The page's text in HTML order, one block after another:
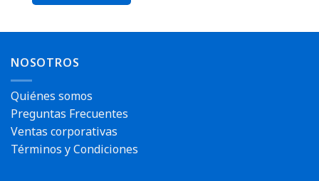
Envío rápido
NOSOTROS
Quiénes somos
Preguntas Frecuentes
Ventas corporativas
Términos y Condiciones